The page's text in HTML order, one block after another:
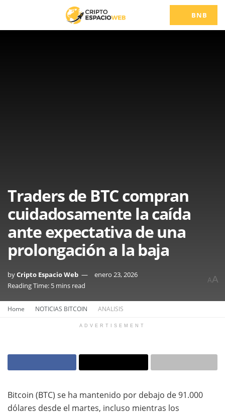
BNB
Traders de BTC compran
cuidadosamente la caída
ante expectativa de una
prolongación a la baja
byCripto Espacio Web
enero 23, 2026
Reading Time: 5 mins read
AA
Home NOTICIAS BITCOIN ANALISIS
ADVERTISEMENT
Bitcoin (BTC) se ha mantenido por debajo de 91.000
dólares desde el martes, incluso mientras los